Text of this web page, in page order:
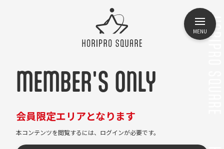
MENU
MEMBER'S ONLY
会員限定エリアとなります
本コンテンツを閲覧するには、ログインが必要です。